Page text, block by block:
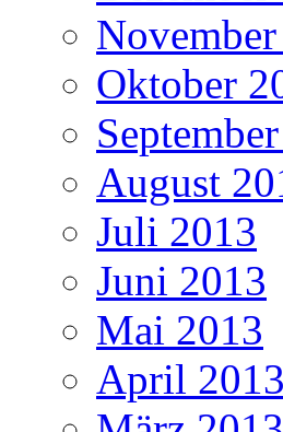
Oktober
August
Juli 2013
Juni 2013
Mai 2013
April 2013